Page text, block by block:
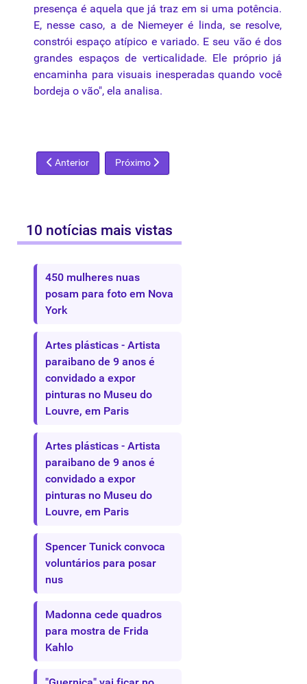
presença é aquela que já traz em si uma potência.
E, nesse caso, a de Niemeyer é linda, se resolve,
constrói espaço atípico e variado. E seu vão é dos
grandes espaços de verticalidade. Ele próprio já
encaminha para visuais inesperadas quando você
bordeja o vão", ela analisa.
Artigo anterior: Museus debatem a própria sobrevivência no
Anterior Próximo artigo: Mário Gruber expõe “Anjos
Próximo
10 notícias mais vistas
450 mulheres nuas
posam para foto em Nova
York
Artes plásticas - Artista
paraibano de 9 anos é
convidado a expor
pinturas no Museu do
Louvre, em Paris
Artes plásticas - Artista
paraibano de 9 anos é
convidado a expor
pinturas no Museu do
Louvre, em Paris
Spencer Tunick convoca
voluntários para posar
nus
Madonna cede quadros
para mostra de Frida
Kahlo